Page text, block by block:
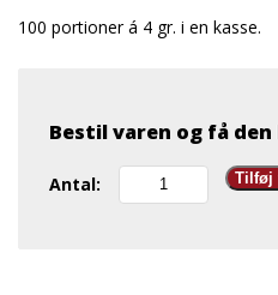
100 portioner á 4 gr. i en kasse.
Bestil varen og få
Antal:
Suppe
i
Tilføj